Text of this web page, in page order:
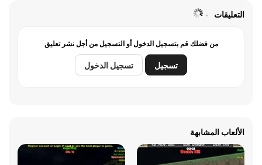
التعليقات
من فضلك قم بتسجيل الدخول أو التسجيل من أجل نشر تعليق
تسجيل تسجيل الدخول
الألعاب المشابهة